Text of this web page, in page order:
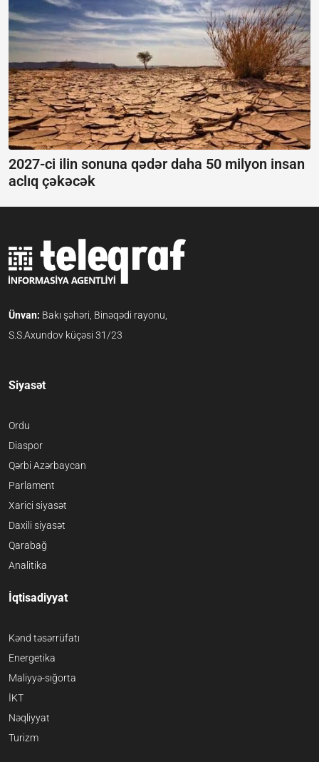
2027-ci ilin sonuna qədər daha 50 milyon insan
aclıq çəkəcək
Ünvan: Bakı şəhəri, Binəqədi rayonu,
S.S.Axundov küçəsi 31/23
Siyasət
Ordu
Diaspor
Qərbi Azərbaycan
Parlament
Xarici siyasət
Daxili siyasət
Qarabağ
Analitika
İqtisadiyyat
Kənd təsərrüfatı
Energetika
Maliyyə-sığorta
İKT
Nəqliyyat
Turizm